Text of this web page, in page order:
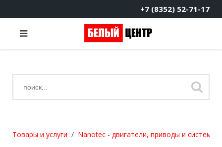
+7 (8352) 52-71-17
Товары и услуги Nanotec - двигатели, приводы и системы